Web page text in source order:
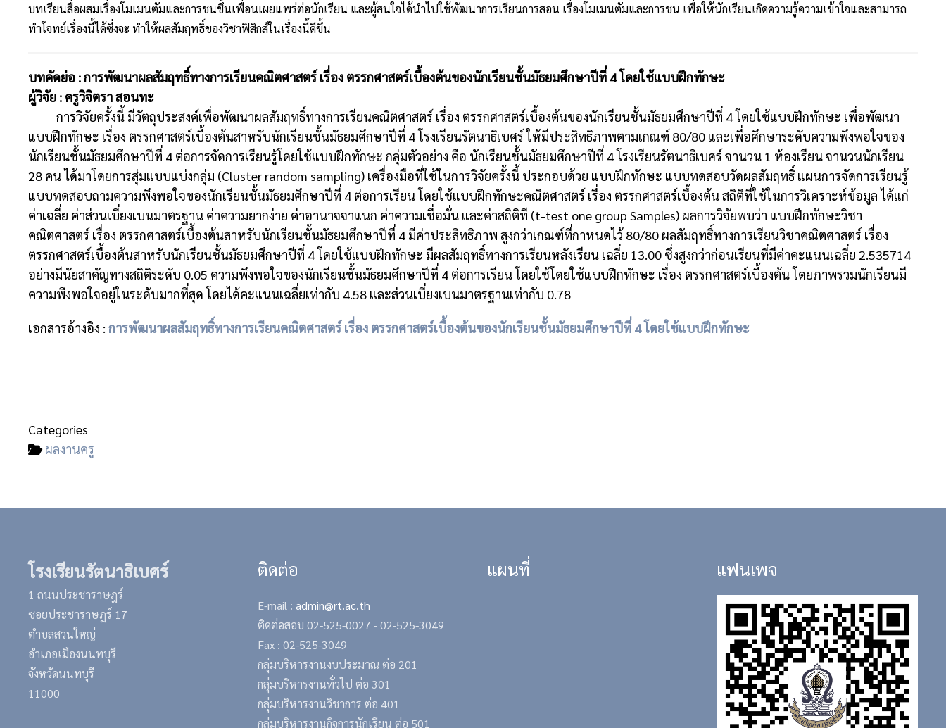
บทเรียนสื่อผสมเรื่องโมเมนตัมและการชนขึ้นเพื่อนเผยแพร่ต่อนักเรียน และผู้สนใจได้นำไปใช้พัฒนาการเรียนการสอน เรื่องโมเมนตัมและการชน เพื่อให้นักเรียนเกิดความรู้ความเข้าใจและสามารถ
ทำโจทย์เรื่องนี้ได้ซึ่งจะ ทำให้ผลสัมฤทธิ์ของวิชาฟิสิกส์ในเรื่องนี้ดีขึ้น
บทคัดย่อ : การพัฒนาผลสัมฤทธิ์ทางการเรียนคณิตศาสตร์ เรื่อง ตรรกศาสตร์เบื้องต้นของนักเรียนชั้นมัธยมศึกษาปีที่ 4 โดยใช้แบบฝึกทักษะ
ผู้วิจัย : ครูวิจิตรา สอนทะ
การวิจัยครั้งนี้ มีวัตถุประสงค์เพื่อพัฒนาผลสัมฤทธิ์ทางการเรียนคณิตศาสตร์ เรื่อง ตรรกศาสตร์เบื้องต้นของนักเรียนชั้นมัธยมศึกษาปีที่ 4 โดยใช้แบบฝึกทักษะ เพื่อพัฒนา
แบบฝึกทักษะ เรื่อง ตรรกศาสตร์เบื้องต้นสาหรับนักเรียนชั้นมัธยมศึกษาปีที่ 4 โรงเรียนรัตนาธิเบศร์ ให้มีประสิทธิภาพตามเกณฑ์ 80/80 และเพื่อศึกษาระดับความพึงพอใจของ
นักเรียนชั้นมัธยมศึกษาปีที่ 4 ต่อการจัดการเรียนรู้โดยใช้แบบฝึกทักษะ กลุ่มตัวอย่าง คือ นักเรียนชั้นมัธยมศึกษาปีที่ 4 โรงเรียนรัตนาธิเบศร์ จานวน 1 ห้องเรียน จานวนนักเรียน
28 คน ได้มาโดยการสุ่มแบบแบ่งกลุ่ม (Cluster random sampling) เครื่องมือที่ใช้ในการวิจัยครั้งนี้ ประกอบด้วย แบบฝึกทักษะ แบบทดสอบวัดผลสัมฤทธิ์ แผนการจัดการเรียนรู้
แบบทดสอบถามความพึงพอใจของนักเรียนชั้นมัธยมศึกษาปีที่ 4 ต่อการเรียน โดยใช้แบบฝึกทักษะคณิตศาสตร์ เรื่อง ตรรกศาสตร์เบื้องต้น สถิติที่ใช้ในการวิเคราะห์ข้อมูล ได้แก่
ค่าเฉลี่ย ค่าส่วนเบี่ยงเบนมาตรฐาน ค่าความยากง่าย ค่าอานาจจาแนก ค่าความเชื่อมั่น และค่าสถิติที (t-test one group Samples) ผลการวิจัยพบว่า แบบฝึกทักษะวิชา
คณิตศาสตร์ เรื่อง ตรรกศาสตร์เบื้องต้นสาหรับนักเรียนชั้นมัธยมศึกษาปีที่ 4 มีค่าประสิทธิภาพ สูงกว่าเกณฑ์ที่กาหนดไว้ 80/80 ผลสัมฤทธิ์ทางการเรียนวิชาคณิตศาสตร์ เรื่อง
ตรรกศาสตร์เบื้องต้นสาหรับนักเรียนชั้นมัธยมศึกษาปีที่ 4 โดยใช้แบบฝึกทักษะ มีผลสัมฤทธิ์ทางการเรียนหลังเรียน เฉลี่ย 13.00 ซึ่งสูงกว่าก่อนเรียนที่มีค่าคะแนนเฉลี่ย 2.535714
อย่างมีนัยสาคัญทางสถิติระดับ 0.05 ความพึงพอใจของนักเรียนชั้นมัธยมศึกษาปีที่ 4 ต่อการเรียน โดยใช้โดยใช้แบบฝึกทักษะ เรื่อง ตรรกศาสตร์เบื้องต้น โดยภาพรวมนักเรียนมี
ความพึงพอใจอยู่ในระดับมากที่สุด โดยได้คะแนนเฉลี่ยเท่ากับ 4.58 และส่วนเบี่ยงเบนมาตรฐานเท่ากับ 0.78
เอกสารอ้างอิง : การพัฒนาผลสัมฤทธิ์ทางการเรียนคณิตศาสตร์ เรื่อง ตรรกศาสตร์เบื้องต้นของนักเรียนชั้นมัธยมศึกษาปีที่ 4 โดยใช้แบบฝึกทักษะ
Categories
ผลงานครู
โรงเรียนรัตนาธิเบศร์
1 ถนนประชาราษฎร์
ซอยประชาราษฎร์ 17
ตำบลสวนใหญ่
อำเภอเมืองนนทบุรี
จังหวัดนนทบุรี
11000
ติดต่อ
E-mail : admin@rt.ac.th
ติดต่อสอบ 02-525-0027 -02-525-3049
Fax : 02-525-3049
กลุ่มบริหารงานงบประมาณ ต่อ 201
กลุ่มบริหารงานทั่วไป ต่อ 301
กลุ่มบริหารงานวิชาการ ต่อ 401
กลุ่มบริหารงานกิจการนักเรียน ต่อ 501
แผนที่ แฟนเพจ